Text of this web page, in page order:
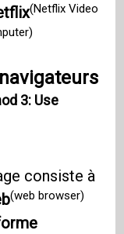
(Netflix Video
3: Use
consiste à
(web browser)